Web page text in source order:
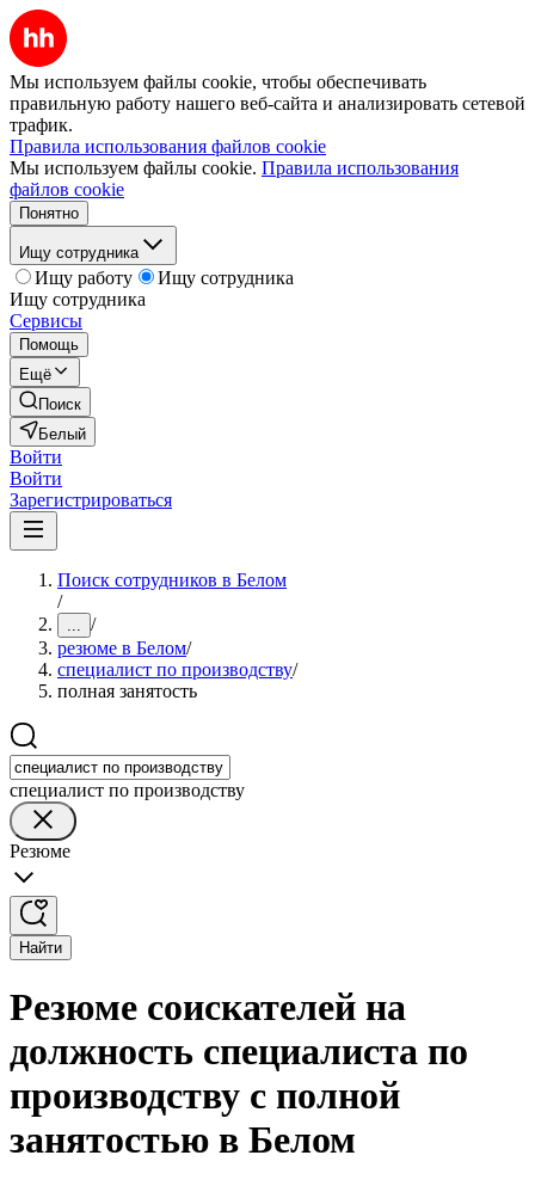
Мы используем файлы cookie, чтобы обеспечивать
правильную работу нашего веб-сайта и анализировать сетевой
трафик.
Правила использования файлов cookie
Мы используем файлы cookie. Правила использования
файлов cookie
Понятно
Ищу сотрудника
Ищу работу
Ищу сотрудника
Ищу сотрудника
Сервисы
Помощь
Ещё
Поиск
Белый
Войти
Войти
Зарегистрироваться
Поиск сотрудников в Белом
/
... /
резюме в Белом/
специалист по производству/
полная занятость
специалист по производству
Резюме
Найти
Резюме соискателей на
должность специалиста по
производству с полной
занятостью в Белом